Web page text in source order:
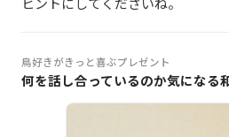
鳥好きがきっと喜ぶプレゼント
何を話し合っているのか気になる